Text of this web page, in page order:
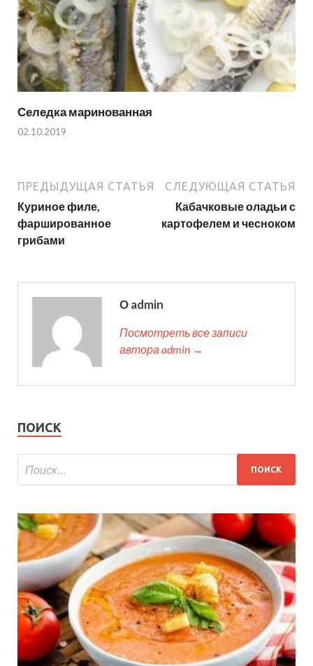
Селедка маринованная
02.10.2019
ПРЕДЫДУЩАЯ СТАТЬЯ
Куриное филе,
фаршированное
грибами
СЛЕДУЮЩАЯ СТАТЬЯ
Кабачковые оладьи с
картофелем и чесноком
О admin
Посмотреть все записи
автора admin →
ПОИСК